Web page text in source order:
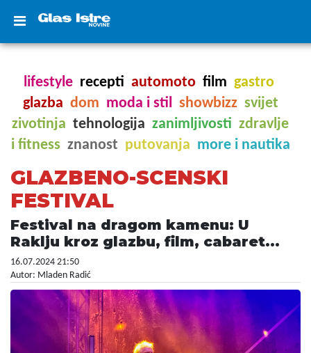
lifestyle recepti automoto film gastro
glazba dom moda i stil showbizz svijet
zivotinja tehnologija zanimljivosti zdravlje
i fitness znanost putovanja more i nautika
GLAZBENO-SCENSKI
FESTIVAL
Festival na dragom kamenu: U
Raklju kroz glazbu, film, cabaret...
16.07.2024 21:50
Autor: Mladen Radić